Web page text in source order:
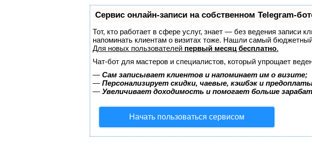
Сервис онлайн-записи на собственном Telegram-
Тот, кто работает в сфере услуг, знает — без ведения записи
напоминать клиентам о визитах тоже. Нашли самый
Для новых пользователей первый месяц бесплатно.
Чат-бот для мастеров и специалистов, который упрощает
— Сам записывает клиентов и напоминает им о визите;
— Персонализирует скидки, чаевые, кэшбэк и
— Увеличивает доходимость и помогает больше
Начать пользоваться сервисом